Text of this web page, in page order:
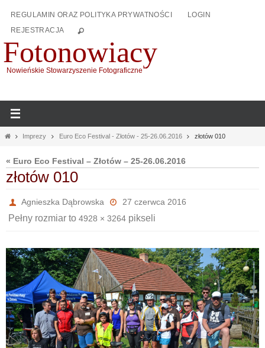
treści
REGULAMIN ORAZ POLITYKA PRYWATNOŚCI
LOGIN
REJESTRACJA
Fotonowiacy
Nowieńskie Stowarzyszenie Fotograficzne
HomeImprezy Euro Eco Festival - Złotów - 25-26.06.2016 złotów 010
« Euro Eco Festival – Złotów – 25-26.06.2016
złotów 010
Agnieszka Dąbrowska 27 czerwca 2016
Pełny rozmiar to 4928 × 3264 pikseli